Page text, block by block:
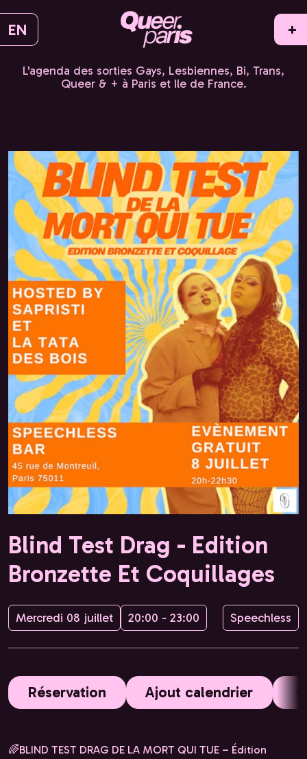
EN +
L'agenda des sorties Gays, Lesbiennes, Bi, Trans,
Queer & + à Paris et Ile de France.
Blind Test Drag - Edition
Bronzette Et Coquillages
Mercredi 08 juillet 20:00 - 23:00 Speechless
Réservation Ajout calendrier
🌈BLIND TEST DRAG DE LA MORT QUI TUE – Édition